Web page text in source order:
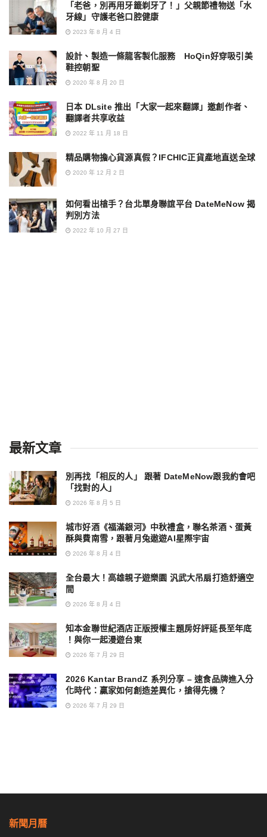
「老爸，別再用牙籤剃牙了！」父親節禮物送「水
牙線」守護老爸口腔健康
2023 年 8 月 4 日
設計、製造一條龍客製化服務 HoQin好穿吸引美
鞋控朝聖
2020 年 8 月 20 日
日本 DLsite 推出「大家一起來翻譯」邀創作者、
翻譯者共享收益
2022 年 11 月 18 日
精品購物擔心貨源真假？IFCHIC正貨產地直送全球
2020 年 12 月 2 日
如何看出槍手？台北單身聯誼平台 DateMeNow 揭
判別方法
2022 年 10 月 27 日
最新文章
別再找「相反的人」 跟著 DateMeNow跟我約會吧
「找對的人」
2026 年 8 月 5 日
城市好酒《福滿銀河》中秋禮盒，聯名茶酒、蛋黃
酥與費南雪，跟著月兔遨遊AI星際宇宙
2026 年 8 月 4 日
全台最大！高雄親子遊樂園 汎武大吊扇打造舒適空
間
2026 年 8 月 4 日
知本金聯世紀酒店正版授權主題房好評延長至年底
！與你一起漫遊台東
2026 年 7 月 29 日
2026 Kantar BrandZ 系列分享 – 速食品牌進入分
化時代：贏家如何創造差異化，搶得先機？
2026 年 7 月 29 日
新聞月曆